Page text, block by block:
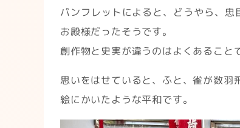
パンフレットによると、どうやら、
お殿様だったそうです。
創作物と史実が違うのはよくあること
思いをはせていると、ふと、雀が数羽
絵にかいたような平和です。